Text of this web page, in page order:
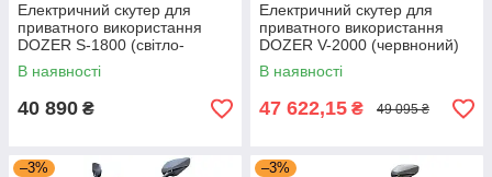
Електричний скутер для
приватного використання
DOZER S-1800 (світло-
зелений)+
В наявності
40 890 ₴
Електричний скутер для
приватного використання
DOZER V-2000 (червноний)
В наявності
47 622,15 ₴ 49 095 ₴
–3% –3%